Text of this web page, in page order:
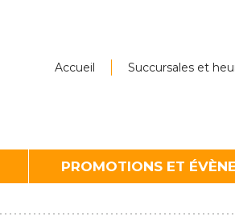
Accueil Succursales et
PROMOTIONS ET